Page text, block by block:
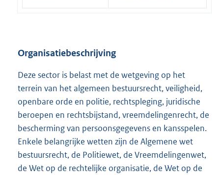
Organisatiebeschrijving
Deze sector is belast met de wetgeving op het
terrein van het algemeen bestuursrecht, veiligheid,
openbare orde en politie, rechtspleging, juridische
beroepen en rechtsbijstand, vreemdelingenrecht, de
bescherming van persoonsgegevens en kansspelen.
Enkele belangrijke wetten zijn de Algemene wet
bestuursrecht, de Politiewet, de Vreemdelingenwet,
de Wet op de rechtelijke organisatie, de Wet op de